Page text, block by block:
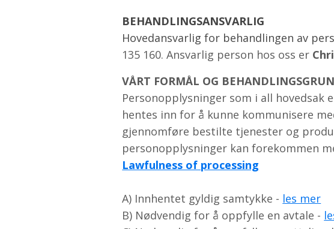
BEHANDLINGSANSVARLIG
Hovedansvarlig for behandlingen av
135 160. Ansvarlig person hos oss er
VÅRT FORMÅL OG
Personopplysninger som i all
hentes inn for å kunne kommunisere
gjennomføre bestilte tjenester og
personopplysninger kan forekommen
Lawfulness of processing
A) Innhentet gyldig samtykke - les mer
B) Nødvendig for å oppfylle en avtale -